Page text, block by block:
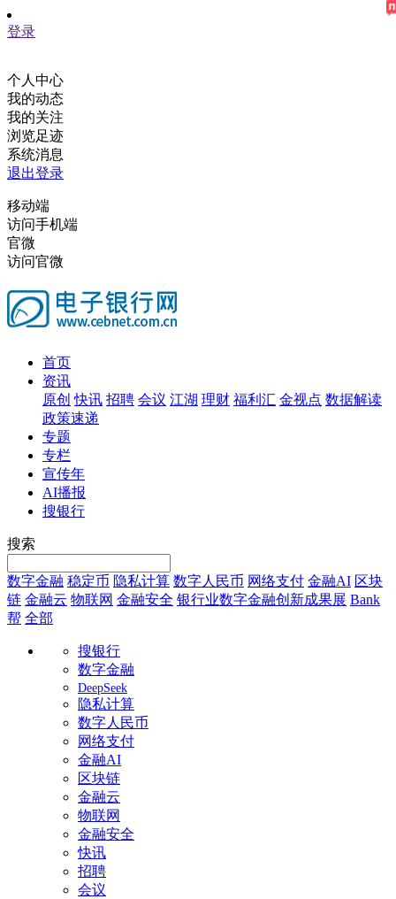
登录
个人中心
我的动态
我的关注
浏览足迹
系统消息
退出登录
移动端
访问手机端
官微
访问官微
首页
资讯
原创 快讯 招聘 会议 江湖 理财 福利汇 金视点 数据解读
政策速递
专题
专栏
宣传年
AI播报
搜银行
搜索
数字金融 稳定币 隐私计算 数字人民币 网络支付 金融AI 区块
链 金融云 物联网 金融安全 银行业数字金融创新成果展 Bank
帮 全部
搜银行
数字金融
DeepSeek
隐私计算
数字人民币
网络支付
金融AI
区块链
金融云
物联网
金融安全
快讯
招聘
会议